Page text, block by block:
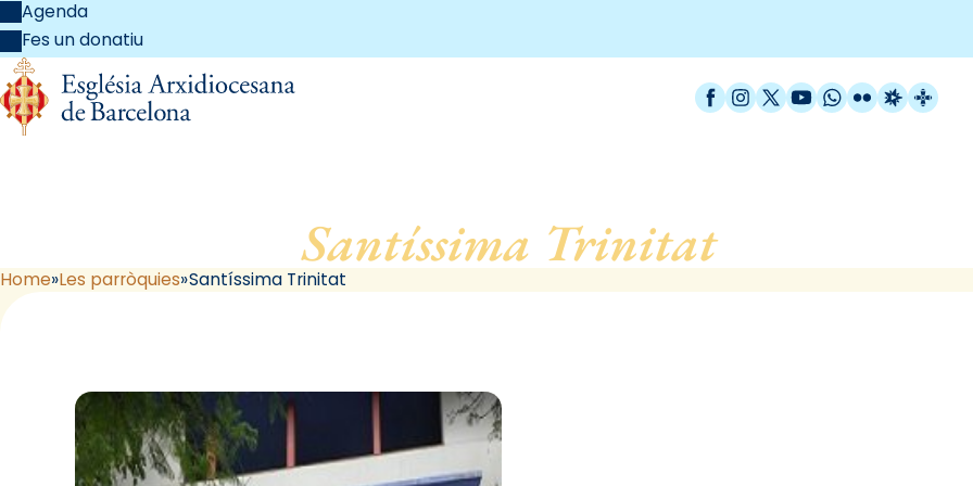
Agenda
Fes un donatiu
Facebook
Instagram
X / Twitter
YouTube
WhatsApp
FlickrRadio
Santíssima Trinitat, de Barcelona
Home Les parròquies Santíssima Trinitat